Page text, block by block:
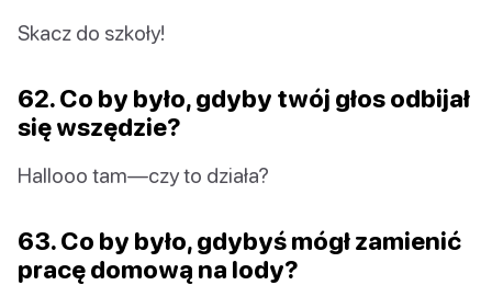
Skacz do szkoły!
62. Co by było, gdyby twój głos odbijał
się wszędzie?
Hallooo tam—czy to działa?
63. Co by było, gdybyś mógł zamienić
pracę domową na lody?